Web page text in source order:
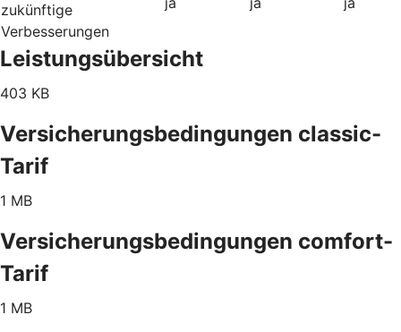
zukünftige
Verbesserungen
Leistungsübersicht
403 KB
Versicherungsbedingungen classic-
Tarif
1 MB
Versicherungsbedingungen comfort-
Tarif
1 MB